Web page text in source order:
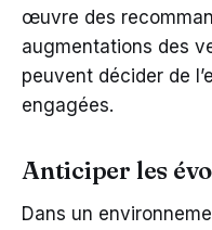
œuvre des
augmentations des
peuvent décider de
engagées.
Anticiper les
Dans un